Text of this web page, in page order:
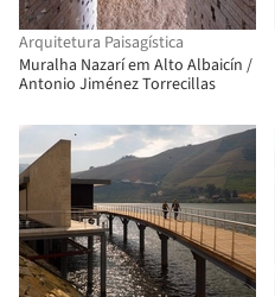
Arquitetura Paisagística
Muralha Nazarí em Alto Albaicín /
Antonio Jiménez Torrecillas